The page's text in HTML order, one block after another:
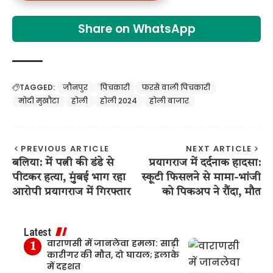
Share on WhatsApp
TAGGED: जौनपुर पिचकारी
फरसे वाली पिचकारी
मोदी मुखौटा
होली होली 2024 होली बाजार
PREVIOUS ARTICLE
बलिया: में पत्नी की डंडे से
पीटकर हत्या, मुंबई भाग रहा
आरोपी प्रयागराज में गिरफ्तार
NEXT ARTICLE
प्रयागराज में दर्दनाक हादसा:
स्कूटी फिसलने से मामा-भांजी
को पिकअप ने रौंदा, मौत
Latest
वाराणसी में जानलेवा हमला: साड़ी
कारीगर की मौत, दो घायल; इलाके
में दहशत